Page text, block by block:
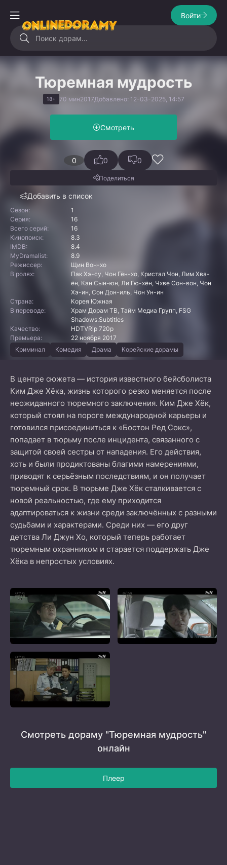
Войти
Тюремная мудрость
18+ 70 мин2017Добавлено: 12-03-2025, 14:57
Смотреть
0
Добавить в список
0 0
Поделиться
Сезон:
1
Серия:
16
Всего серий:
16
Кинопоиск:
8.3
IMDB:
8.4
MyDramalist:
8.9
Режиссер:
Щин Вон-хо
В ролях:
Пак Хэ-су, Чон Гён-хо, Кристал Чон, Лим Хва-
ён, Кан Сын-юн, Ли Гю-хён, Чхве Сон-вон, Чон
Хэ-ин, Сон Дон-иль, Чон Ун-ин
Страна:
Корея Южная
В переводе:
Храм Дорам ТВ, Тайм Медиа Групп, FSG
Shadows.Subtitles
Качество:
HDTVRip 720p
Премьера:
22 ноября 2017
Криминал
Комедия Драма Корейские дорамы
В центре сюжета — история известного бейсболиста
Ким Дже Хёка, жизнь которого резко меняется после
неожиданного тюремного заключения. Ким Дже Хёк,
который стоял на пороге международной карьеры и
готовился присоединиться к «Бостон Ред Сокс»,
попадает в тюрьму после инцидента, связанного с
защитой своей сестры от нападения. Его действия,
хоть и были продиктованы благими намерениями,
приводят к серьёзным последствиям, и он получает
тюремный срок. В тюрьме Дже Хёк сталкивается с
новой реальностью, где ему приходится
адаптироваться к жизни среди заключённых с разными
судьбами и характерами. Среди них — его друг
детства Ли Джун Хо, который теперь работает
тюремным охранником и старается поддержать Дже
Хёка в непростых условиях.
Смотреть дораму "Тюремная мудрость"
онлайн
Плеер